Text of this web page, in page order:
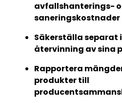
avfallshanterings-
Säkerställa separat
återvinning av sina
Rapportera
produkter till